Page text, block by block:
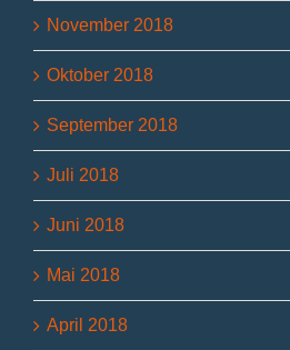
November 2018
Oktober 2018
September 2018
Juli 2018
Juni 2018
Mai 2018
April 2018